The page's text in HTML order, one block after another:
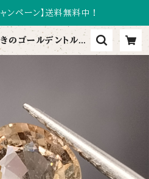
ンペーン】送料無料中！
のゴールデントルマ
】 | tourmal